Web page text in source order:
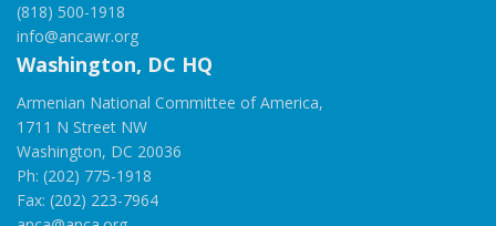
(818) 500-1918
info@ancawr.org
Washington, DC HQ
Armenian National Committee of America,
1711 N Street NW
Washington, DC 20036
Ph: (202) 775-1918
Fax: (202) 223-7964